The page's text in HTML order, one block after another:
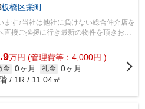
板橋区栄町
ます♪当社は他社に負けない総合仲介店を
直接ご挨拶に行き最新の物件を頂きお客
万円 (管理費等：4,000円 )
金 0ヶ月 礼金 0ヶ月
/ 1R / 11.04㎡